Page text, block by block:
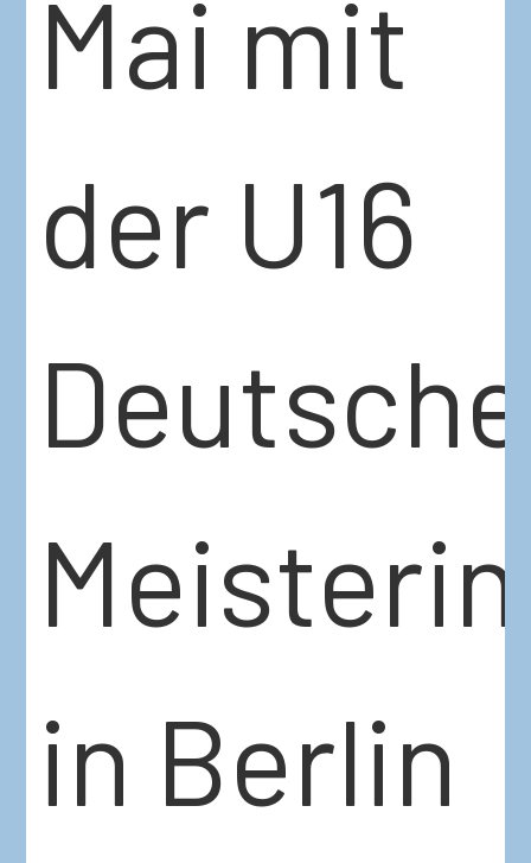
Mai mit
der U16
Deutsche
in Berlin